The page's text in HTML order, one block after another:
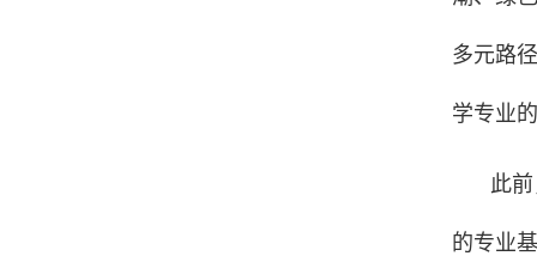
多元路
学专业
此
的专业